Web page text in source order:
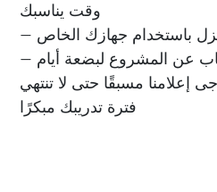
وقت يناسبك
باستخدام جهازك الخاص
— إذا كنت بحاجة إلى الغياب عن المشروع لبضعة أيام
إعلامنا مسبقًا حتى لا تنتهي
فترة تدريبك مبكرًا